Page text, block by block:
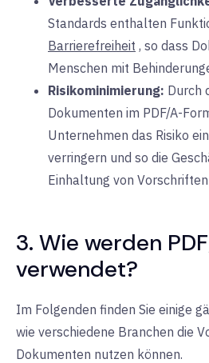
Standards enthalten
Barrierefreiheit , so dass
Menschen mit
Risikominimierung: Durch
Dokumenten im PDF/A-
Unternehmen das Risiko
verringern und so die
Einhaltung von
3. Wie werden
verwendet?
Im Folgenden finden Sie einige
wie verschiedene Branchen die
Dokumenten nutzen können.